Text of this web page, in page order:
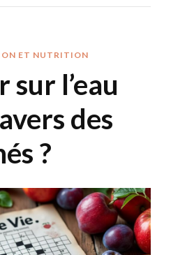
ET NUTRITION
sur l’eau
des
?